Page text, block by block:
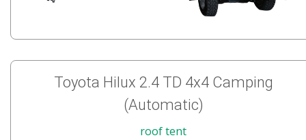
Toyota Hilux 2.4 TD 4x4 Camping
(Automatic)
roof tent